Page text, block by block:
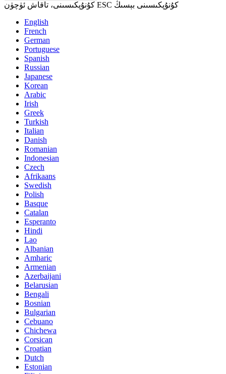
كۇنۇپكىسىنى، تاقاش ئۈچۈن ESC كۇنۇپكىسىنى بېسىڭ
English
French
German
Portuguese
Spanish
Russian
Japanese
Korean
Arabic
Irish
Greek
Turkish
Italian
Danish
Romanian
Indonesian
Czech
Afrikaans
Swedish
Polish
Basque
Catalan
Esperanto
Hindi
Lao
Albanian
Amharic
Armenian
Azerbaijani
Belarusian
Bengali
Bosnian
Bulgarian
Cebuano
Chichewa
Corsican
Croatian
Dutch
Estonian